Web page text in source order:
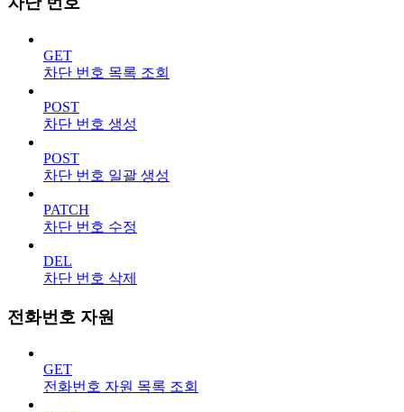
GET
차단 번호 목록 조회
POST
차단 번호 생성
POST
차단 번호 일괄 생성
PATCH
차단 번호 수정
DEL
차단 번호 삭제
전화번호 자원
GET
전화번호 자원 목록 조회